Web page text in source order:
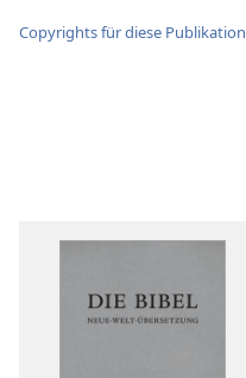
Copyrights für diese Publikation